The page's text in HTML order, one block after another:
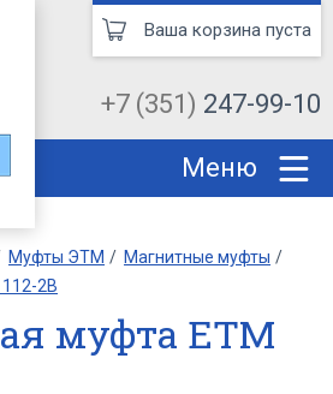
+7 (351) 247-99-10
Ваша корзина пуста
Меню
Муфты ЭТМ
Магнитные муфты
2В
муфта ЕТМ